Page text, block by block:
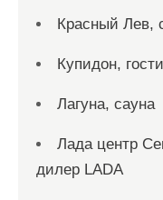
Красный Лев,
Купидон,
Лагуна, сауна
Лада центр
дилер LADA